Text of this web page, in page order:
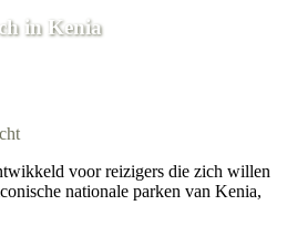
in Kenia
voor reizigers die zich willen
nationale parken van Kenia,